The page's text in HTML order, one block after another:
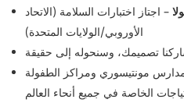
– اجتاز اختبارات السلامة (الاتحاد
الأوروبي/الولايات المتحدة)
مونتيسوري ومراكز الطفولة
الخاصة في جميع أنحاء العالم